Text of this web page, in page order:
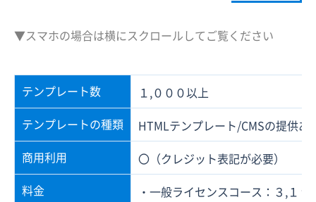
▼スマホの場合は横にスクロールしてご覧ください
テンプレート数
１,０００以上
テンプレートの種類
HTMLテンプレート/CMSの提供あ
商用利用
〇（クレジット表記が必要）
料金
・一般ライセンスコース：３,１９